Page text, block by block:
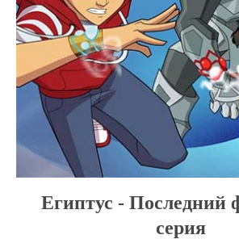
Египтус - Последний
серия